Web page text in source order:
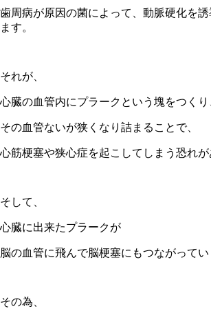
歯周病が原因の菌によって、動脈硬化を
ます。
それが、
心臓の血管内にプラークという塊をつくり
その血管ないが狭くなり詰まることで、
心筋梗塞や狭心症を起こしてしまう恐れが
そして、
心臓に出来たプラークが
脳の血管に飛んで脳梗塞にもつながってい
その為、